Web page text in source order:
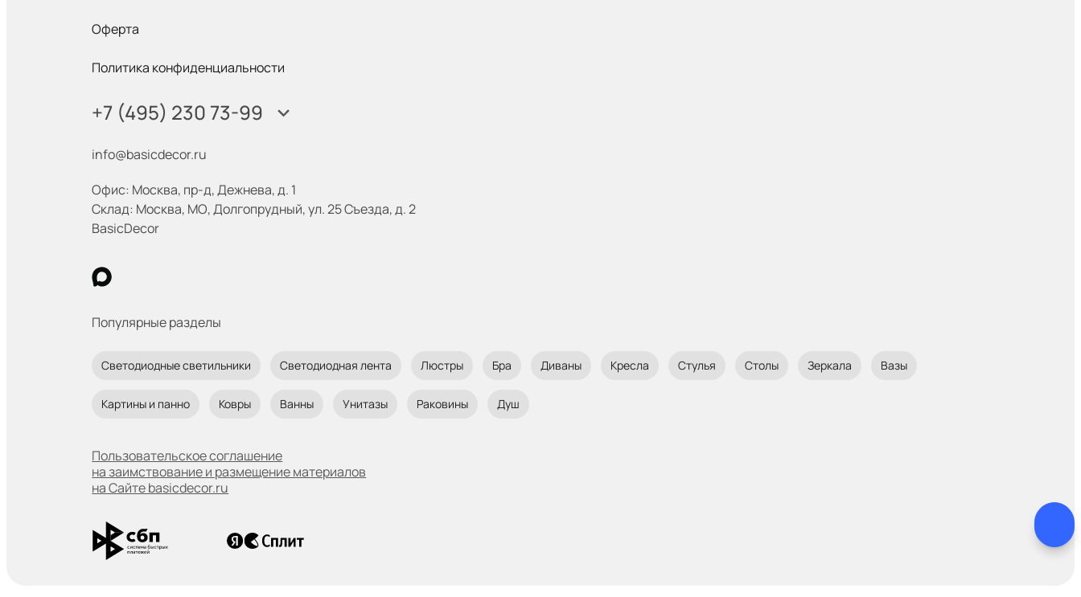
Оферта
Политика конфиденциальности
+7 (495) 230 73-99
info@basicdecor.ru
Офис: Москва, пр-д, Дежнева, д. 1
Склад: Москва, МО, Долгопрудный, ул. 25 Съезда, д. 2
BasicDecor
Популярные разделы
Светодиодные светильники Светодиодная лента Люстры Бра Диваны Кресла Стулья Столы Зеркала Вазы
Картины и панно Ковры Ванны Унитазы Раковины Душ
Пользовательское соглашение
на заимствование и размещение материалов
на Сайте basicdecor.ru